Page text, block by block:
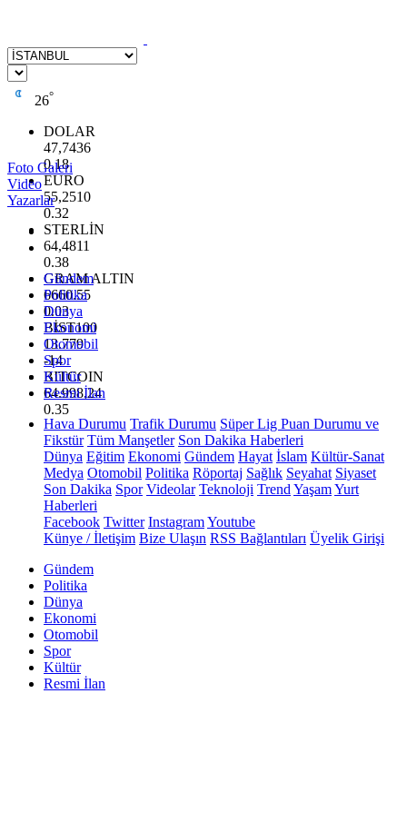
26°
DOLAR
47,7436
0.18
EURO
55,2510
0.32
STERLİN
64,4811
0.38
GRAM ALTIN
6660.55
0.03
BİST100
13.779
-14
BITCOIN
64.998,24
0.35
Foto Galeri
Video
Yazarlar
Gündem
Politika
Dünya
Ekonomi
Otomobil
Spor
Kültür
Resmi İlan
Hava Durumu Trafik Durumu Süper Lig Puan Durumu ve
Fikstür Tüm Manşetler Son Dakika Haberleri
Dünya Eğitim Ekonomi Gündem Hayat İslam Kültür-Sanat
Medya Otomobil Politika Röportaj Sağlık Seyahat Siyaset
Son Dakika Spor Videolar Teknoloji Trend YaşamYurt
Haberleri
Facebook Twitter InstagramYoutube
Künye / İletişim Bize Ulaşın RSS Bağlantıları Üyelik Girişi
Gündem
Politika
Dünya
Ekonomi
Otomobil
Spor
Kültür
Resmi İlan